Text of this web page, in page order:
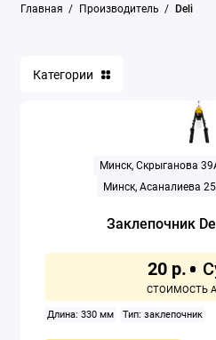
Главная Производитель Deli
Категории
Минск, Скрыганова
Минск, Асаналиева
Заклепочник
20 р.
Длина: 330 мм Тип: заклепочник